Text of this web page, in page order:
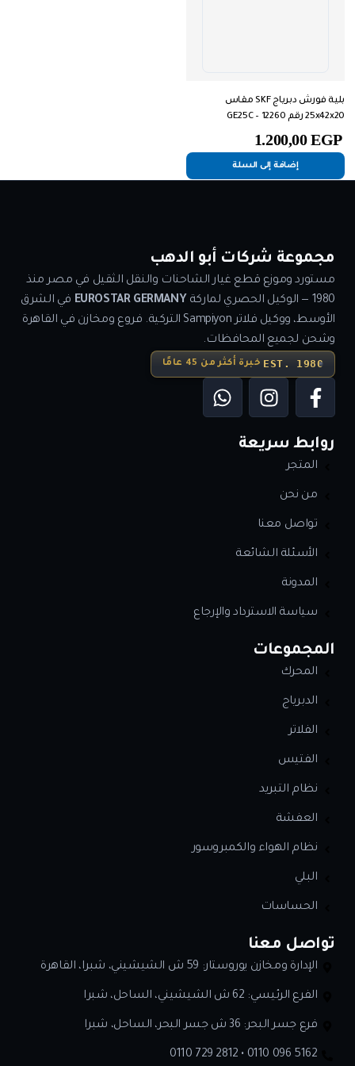
بلية فورش دبرياج SKF مقاس
25x42x20 رقم GE25C – 12260
1.200,00EGP
إضافة إلى السلة
مجموعة شركات أبو الدهب
مستورد وموزع قطع غيار الشاحنات والنقل الثقيل في مصر منذ
1980 — الوكيل الحصري لماركة
EUROSTAR GERMANYفي الشرق
الأوسط، ووكيل فلاتر Sampiyon التركية. فروع ومخازن في القاهرة
وشحن لجميع المحافظات.
EST. 1980خبرة أكثر من 45 عامًا
روابط سريعة
المتجر
من نحن
تواصل معنا
الأسئلة الشائعة
المدونة
سياسة الاسترداد والإرجاع
المجموعات
المحرك
الدبرياج
الفلاتر
الفتيس
نظام التبريد
العفشة
نظام الهواء والكمبروسور
البلي
الحساسات
تواصل معنا
الإدارة ومخازن يوروستار: 59 ش الشيشيني، شبرا، القاهرة
الفرع الرئيسي: 62 ش الشيشيني، الساحل، شبرا
فرع جسر البحر: 36 ش جسر البحر، الساحل، شبرا
0110 729 2812 • 0110 096 5162